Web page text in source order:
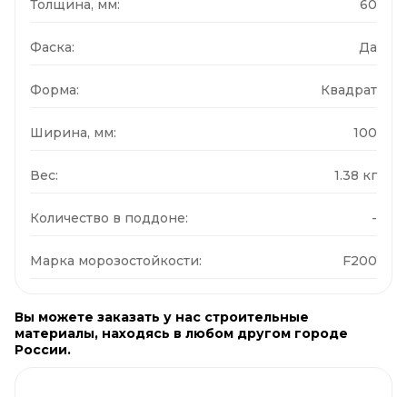
Толщина, мм: 60
Фаска: Да
Форма: Квадрат
Ширина, мм: 100
Вес: 1.38 кг
Количество в поддоне: -
Марка морозостойкости: F200
Вы можете заказать у нас строительные
материалы, находясь в любом другом городе
России.